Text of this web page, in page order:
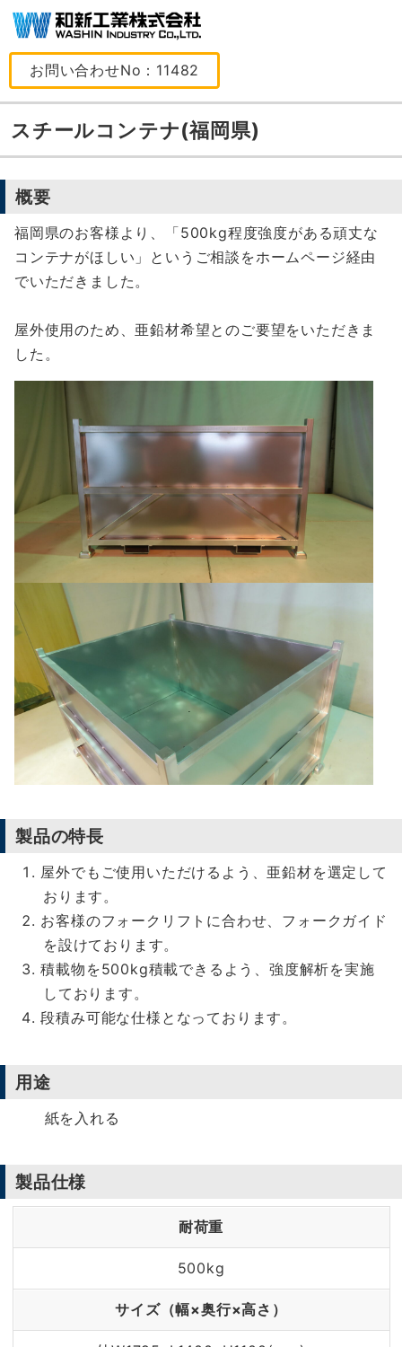
お問い合わせNo：11482
スチールコンテナ(福岡県)
概要
福岡県のお客様より、「500kg程度強度がある頑丈な
コンテナがほしい」というご相談をホームページ経由
でいただきました。
屋外使用のため、亜鉛材希望とのご要望をいただきま
した。
製品の特長
屋外でもご使用いただけるよう、亜鉛材を選定して
おります。
お客様のフォークリフトに合わせ、フォークガイド
を設けております。
積載物を500kg積載できるよう、強度解析を実施
しております。
段積み可能な仕様となっております。
用途
紙を入れる
製品仕様
耐荷重
500kg
サイズ（幅×奥行×高さ）